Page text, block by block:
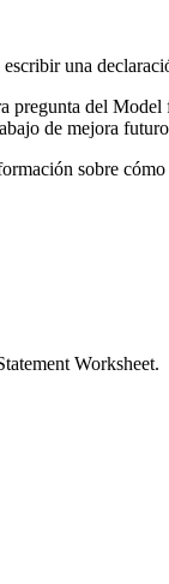
una
pregunta del
de mejora
sobre
to